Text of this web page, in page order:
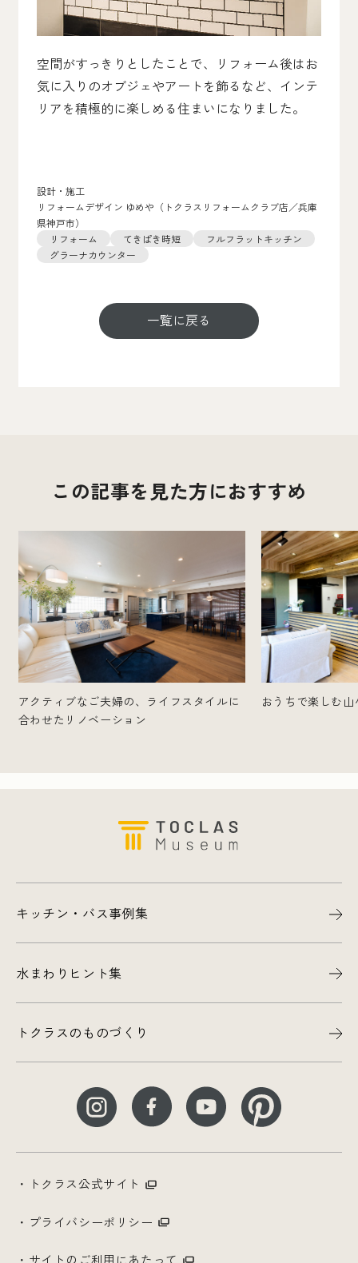
空間がすっきりとしたことで、リフォーム後はお
気に入りのオブジェやアートを飾るなど、インテ
リアを積極的に楽しめる住まいになりました。
設計・施工
リフォームデザイン ゆめや（トクラスリフォームクラブ店／兵庫
県神戸市）
リフォーム
てきぱき時短
フルフラットキッチン
グラーナカウンター
一覧に戻る
この記事を見た方におすすめ
アクティブなご夫婦の、ライフスタイルに
合わせたリノベーション
おうちで楽しむ
キッチン・バス事例集
水まわりヒント集
トクラスのものづくり
トクラス公式サイト
プライバシーポリシー